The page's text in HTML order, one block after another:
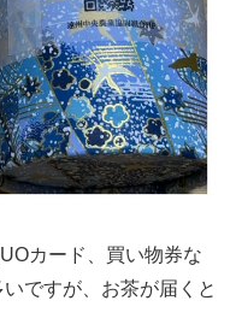
カード、買い物券な
ですが、お茶が届くと